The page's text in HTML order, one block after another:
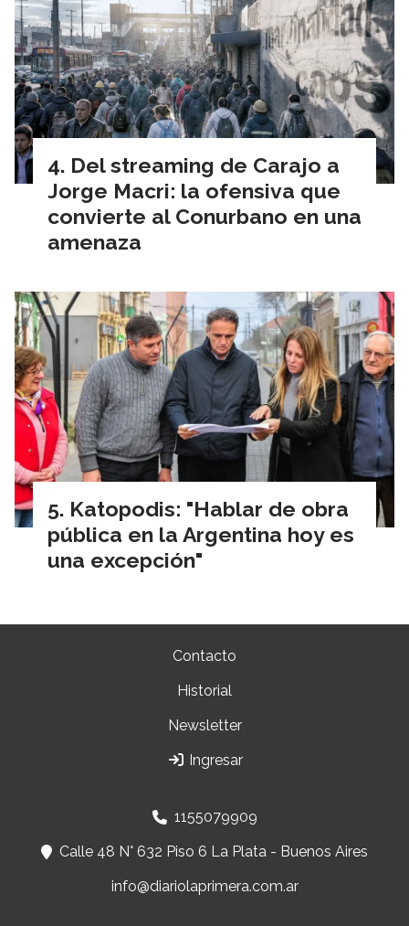
Del streaming de Carajo a
Jorge Macri: la ofensiva que
convierte al Conurbano en una
amenaza
Katopodis: "Hablar de obra
pública en la Argentina hoy es
una excepción"
Contacto
Historial
Newsletter
Ingresar
1155079909
Calle 48 N° 632 Piso 6 La Plata - Buenos Aires
info@diariolaprimera.com.ar